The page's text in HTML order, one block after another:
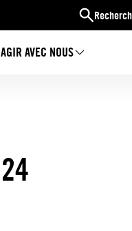
AGIR AVEC NOUS